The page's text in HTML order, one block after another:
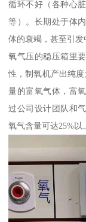
循环不好（各种心
等）。长期处于体
体的衰竭，甚至引发
氧气压的稳压箱里
性，制氧机产出纯
量的富氧气体，富
过公司设计团队和
氧气含量可达25%